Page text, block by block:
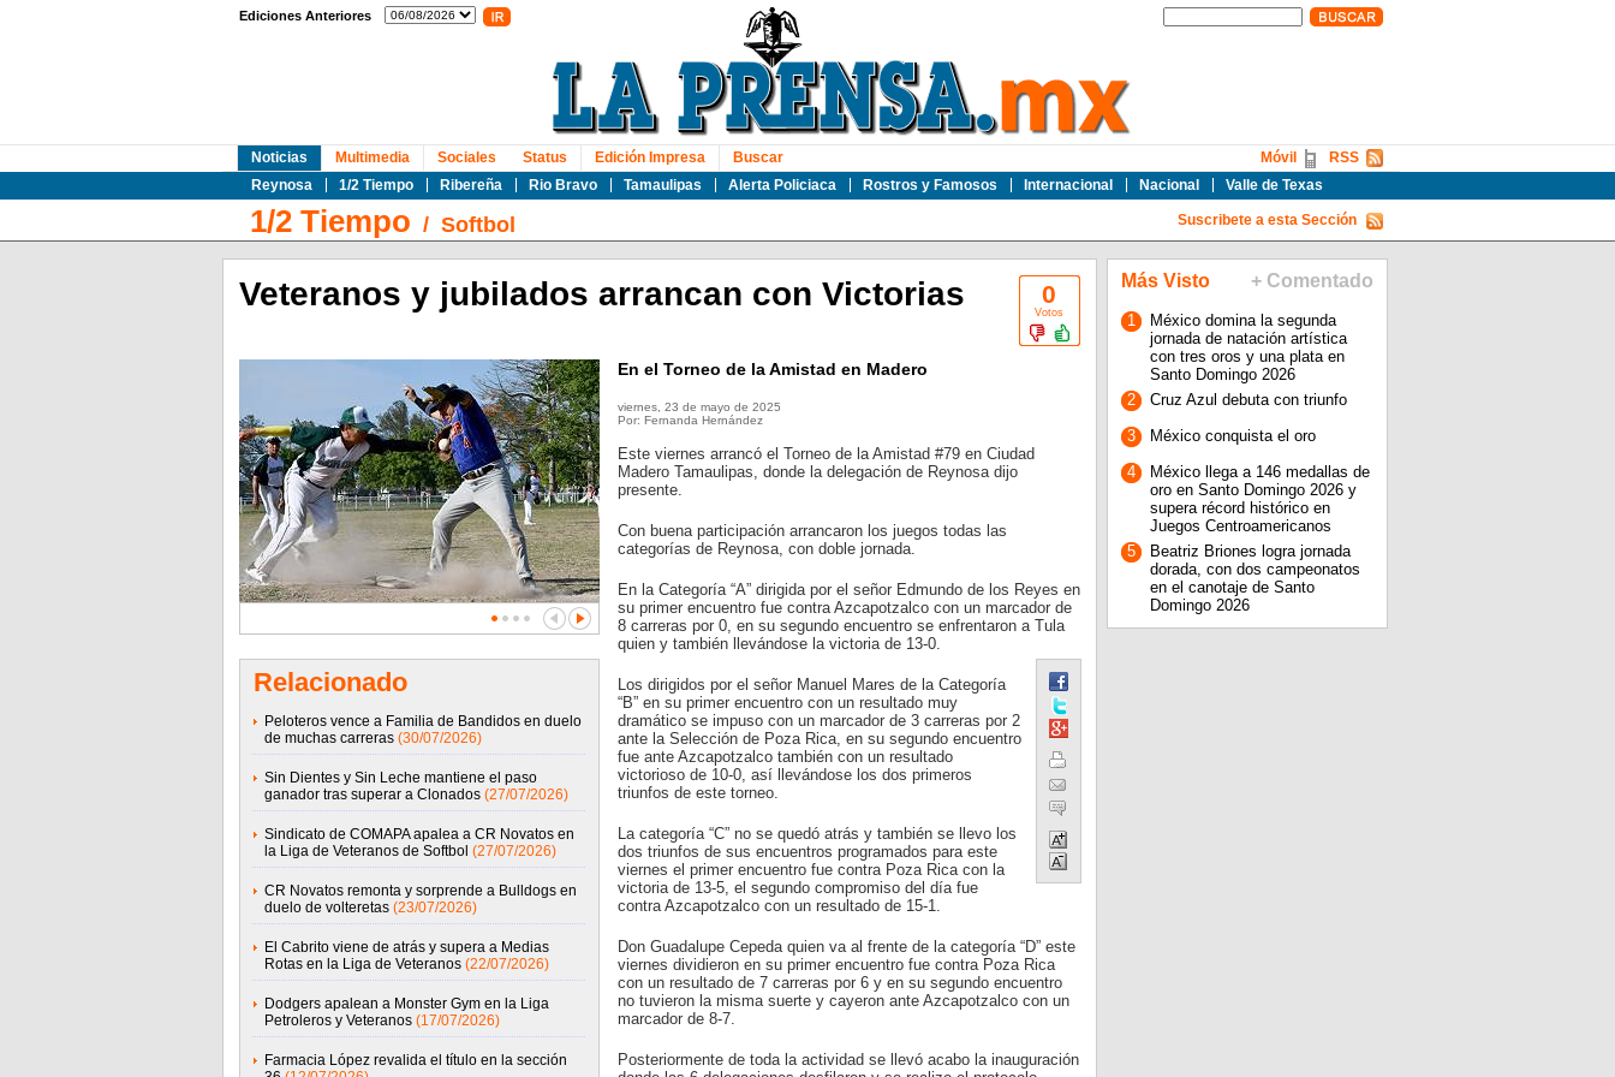
Ediciones Anteriores
Noticias
Reynosa
1/2 Tiempo Ribereña Rio Bravo Tamaulipas Alerta Policiaca Rostros y Famosos Internacional Nacional Valle de Texas
Multimedia Sociales Status Edición Impresa Buscar RSS
Móvil
1/2 Tiempo / Softbol Suscribete a esta Sección
0
Votos
Veteranos y jubilados arrancan con Victorias
Relacionado
Peloteros vence a Familia de Bandidos en duelo
de muchas carreras (30/07/2026)
Sin Dientes y Sin Leche mantiene el paso
ganador tras superar a Clonados (27/07/2026)
Sindicato de COMAPA apalea a CR Novatos en
la Liga de Veteranos de Softbol (27/07/2026)
CR Novatos remonta y sorprende a Bulldogs en
duelo de volteretas (23/07/2026)
El Cabrito viene de atrás y supera a Medias
Rotas en la Liga de Veteranos (22/07/2026)
Dodgers apalean a Monster Gym en la Liga
Petroleros y Veteranos (17/07/2026)
Farmacia López revalida el título en la sección
En el Torneo de la Amistad en Madero
viernes, 23 de mayo de 2025
Por: Fernanda Hernández
Este viernes arrancó el Torneo de la Amistad #79 en Ciudad
Madero Tamaulipas, donde la delegación de Reynosa dijo
presente.
Con buena participación arrancaron los juegos todas las
categorías de Reynosa, con doble jornada.
En la Categoría “A” dirigida por el señor Edmundo de los Reyes en
su primer encuentro fue contra Azcapotzalco con un marcador de
8 carreras por 0, en su segundo encuentro se enfrentaron a Tula
quien y también llevándose la victoria de 13-0.
Los dirigidos por el señor Manuel Mares de la Categoría
“B” en su primer encuentro con un resultado muy
dramático se impuso con un marcador de 3 carreras por 2
ante la Selección de Poza Rica, en su segundo encuentro
fue ante Azcapotzalco también con un resultado
victorioso de 10-0, así llevándose los dos primeros
triunfos de este torneo.
La categoría “C” no se quedó atrás y también se llevo los
dos triunfos de sus encuentros programados para este
viernes el primer encuentro fue contra Poza Rica con la
victoria de 13-5, el segundo compromiso del día fue
contra Azcapotzalco con un resultado de 15-1.
Don Guadalupe Cepeda quien va al frente de la categoría “D” este
viernes dividieron en su primer encuentro fue contra Poza Rica
con un resultado de 7 carreras por 6 y en su segundo encuentro
no tuvieron la misma suerte y cayeron ante Azcapotzalco con un
marcador de 8-7.
Posteriormente de toda la actividad se llevó acabo la inauguración
Más Visto + Comentado
1
México domina la segunda
jornada de natación artística
con tres oros y una plata en
Santo Domingo 2026
2
Cruz Azul debuta con triunfo
3
México conquista el oro
4
México llega a 146 medallas de
oro en Santo Domingo 2026 y
supera récord histórico en
Juegos Centroamericanos
5
Beatriz Briones logra jornada
dorada, con dos campeonatos
en el canotaje de Santo
Domingo 2026